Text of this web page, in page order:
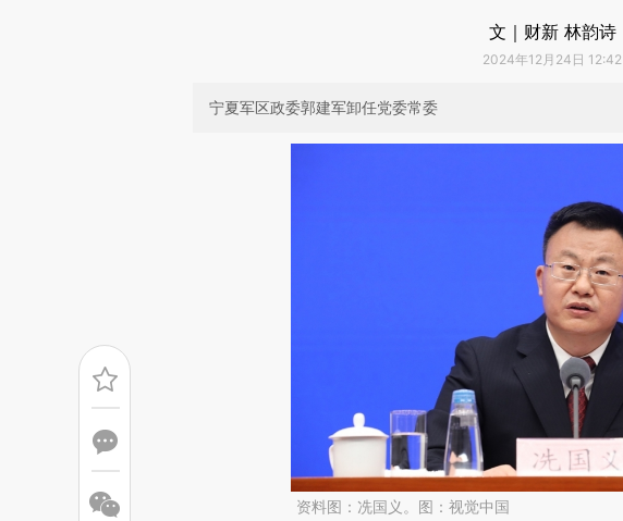
文｜财新 林韵诗
2024年12月24日 12:42
宁夏军区政委郭建军卸任党委常委
资料图：冼国义。图：视觉中国